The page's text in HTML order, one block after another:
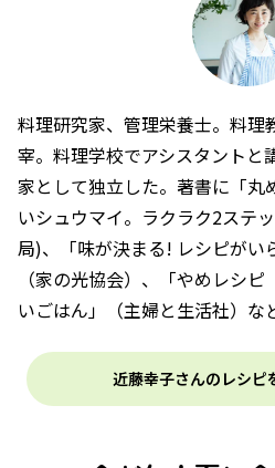
料理研究家、管理栄養士。料理
宰。料理学校でアシスタントと
家として独立した。著書に「丸
いシュウマイ。ラクラク2ステ
局)、「味が決まる! レシピがい
（家の光協会）、「やめレシ
いごはん」（主婦と生活社）な
近藤幸子さんのレシピ